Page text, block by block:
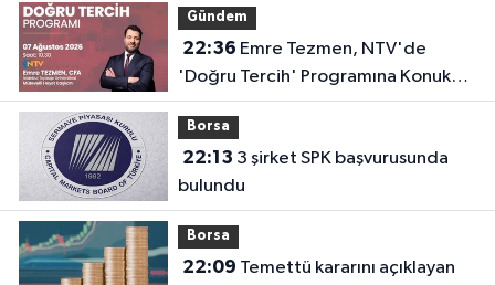
Gündem
22:36
'Doğru Tercih' Programına Konuk
Olacak
Borsa
22:13
bulundu
Borsa
22:09